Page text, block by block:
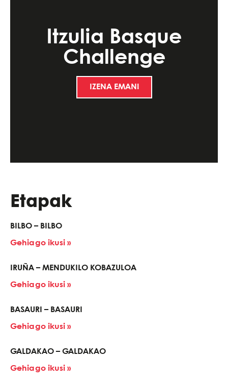
Itzulia Basque
Challenge
IZENA EMAN!
Etapak
BILBO – BILBO
Gehiago ikusi »
IRUÑA – MENDUKILO KOBAZULOA
Gehiago ikusi »
BASAURI – BASAURI
Gehiago ikusi »
GALDAKAO – GALDAKAO
Gehiago ikusi »